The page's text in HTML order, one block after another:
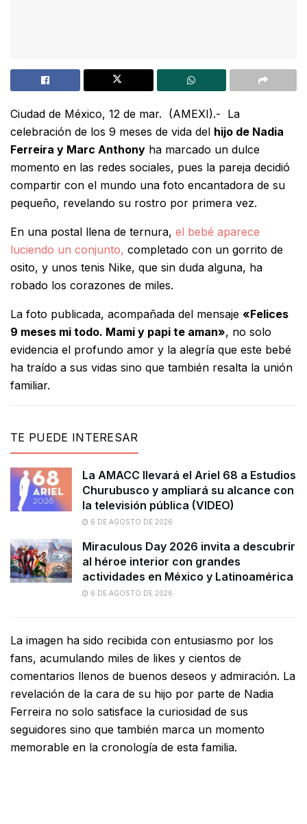
Ciudad de México, 12 de mar. (AMEXI).- La
celebración de los 9 meses de vida del hijo de Nadia
Ferreira y Marc Anthony ha marcado un dulce
momento en las redes sociales, pues la pareja decidió
compartir con el mundo una foto encantadora de su
pequeño, revelando su rostro por primera vez.
En una postal llena de ternura, el bebé aparece
luciendo un conjunto, completado con un gorrito de
osito, y unos tenis Nike, que sin duda alguna, ha
robado los corazones de miles.
La foto publicada, acompañada del mensaje «Felices
9 meses mi todo. Mami y papi te aman», no solo
evidencia el profundo amor y la alegría que este bebé
ha traído a sus vidas sino que también resalta la unión
familiar.
TE PUEDE INTERESAR
La AMACC llevará el Ariel 68 a Estudios
Churubusco y ampliará su alcance con
la televisión pública (VIDEO)
6 DE AGOSTO DE 2026
Miraculous Day 2026 invita a descubrir
al héroe interior con grandes
actividades en México y Latinoamérica
6 DE AGOSTO DE 2026
La imagen ha sido recibida con entusiasmo por los
fans, acumulando miles de likes y cientos de
comentarios llenos de buenos deseos y admiración. La
revelación de la cara de su hijo por parte de Nadia
Ferreira no solo satisface la curiosidad de sus
seguidores sino que también marca un momento
memorable en la cronología de esta familia.